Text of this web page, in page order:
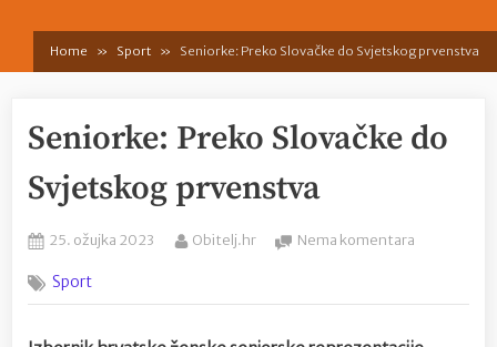
Home Sport Seniorke: Preko Slovačke do Svjetskog prvenstva
Seniorke: Preko Slovačke do
Svjetskog prvenstva
Posted
25. ožujka 2023 By
Obitelj.hr Nema komentara
Slovačke
Sport